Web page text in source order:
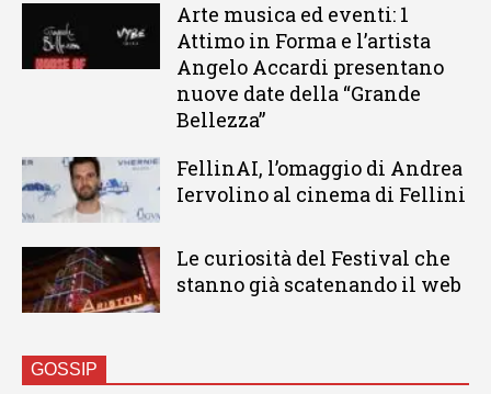
Arte musica ed eventi: 1
Attimo in Forma e l’artista
Angelo Accardi presentano
nuove date della “Grande
Bellezza”
FellinAI, l’omaggio di Andrea
Iervolino al cinema di Fellini
Le curiosità del Festival che
stanno già scatenando il web
GOSSIP